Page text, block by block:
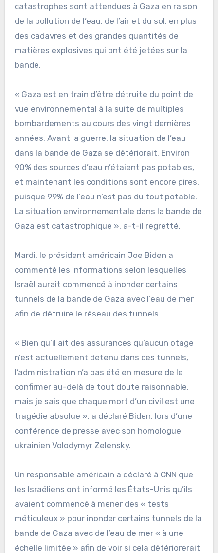
catastrophes sont attendues à Gaza en raison
de la pollution de l’eau, de l’air et du sol, en plus
des cadavres et des grandes quantités de
matières explosives qui ont été jetées sur la
bande.
« Gaza est en train d’être détruite du point de
vue environnemental à la suite de multiples
bombardements au cours des vingt dernières
années. Avant la guerre, la situation de l’eau
dans la bande de Gaza se détériorait. Environ
90% des sources d’eau n’étaient pas potables,
et maintenant les conditions sont encore pires,
puisque 99% de l’eau n’est pas du tout potable.
La situation environnementale dans la bande de
Gaza est catastrophique », a-t-il regretté.
Mardi, le président américain Joe Biden a
commenté les informations selon lesquelles
Israël aurait commencé à inonder certains
tunnels de la bande de Gaza avec l’eau de mer
afin de détruire le réseau des tunnels.
« Bien qu’il ait des assurances qu’aucun otage
n’est actuellement détenu dans ces tunnels,
l’administration n’a pas été en mesure de le
confirmer au-delà de tout doute raisonnable,
mais je sais que chaque mort d’un civil est une
tragédie absolue », a déclaré Biden, lors d’une
conférence de presse avec son homologue
ukrainien Volodymyr Zelensky.
Un responsable américain a déclaré à CNN que
les Israéliens ont informé les États-Unis qu’ils
avaient commencé à mener des « tests
méticuleux » pour inonder certains tunnels de la
bande de Gaza avec de l’eau de mer « à une
échelle limitée » afin de voir si cela détériorerait